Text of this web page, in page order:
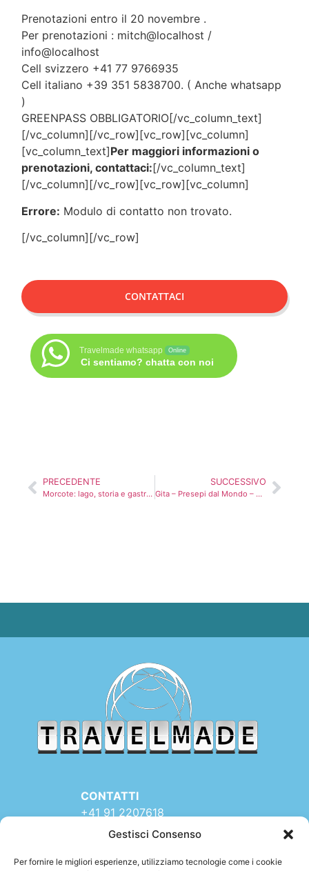
Gestisci Consenso
Per fornire le migliori esperienze, utilizziamo tecnologie come i cookie
Prenotazioni entro il 20 novembre .
Per prenotazioni : mitch@localhost /
info@localhost
Cell svizzero +41 77 9766935
Cell italiano +39 351 5838700. ( Anche whatsapp
)
GREENPASS OBBLIGATORIO[/vc_column_text]
[/vc_column][/vc_row][vc_row][vc_column]
[vc_column_text]Per maggiori informazioni o
prenotazioni, contattaci:[/vc_column_text]
[/vc_column][/vc_row][vc_row][vc_column]
Errore: Modulo di contatto non trovato.
[/vc_column][/vc_row]
CONTATTACI
Travelmade whatsapp Online
Ci sentiamo? chatta con noi
PRECEDENTE
Morcote: lago, storia e gastronomia locale
SUCCESSIVO
Gita – Presepi dal Mondo – Verona
CONTATTI
+41 91 2207618
+41 77 9662971